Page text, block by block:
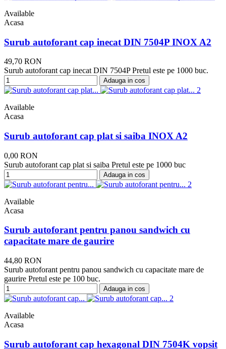
Available
Acasa
Surub autoforant cap inecat DIN 7504P INOX A2
49,70 RON
Surub autoforant cap inecat DIN 7504P Pretul este pe 1000 buc.
Adauga in cos
Available
Acasa
Surub autoforant cap plat si saiba INOX A2
0,00 RON
Surub autoforant cap plat si saiba Pretul este pe 1000 buc
Adauga in cos
Available
Acasa
Surub autoforant pentru panou sandwich cu
capacitate mare de gaurire
44,80 RON
Surub autoforant pentru panou sandwich cu capacitate mare de
gaurire Pretul este pe 100 buc.
Adauga in cos
Available
Acasa
Surub autoforant cap hexagonal DIN 7504K vopsit